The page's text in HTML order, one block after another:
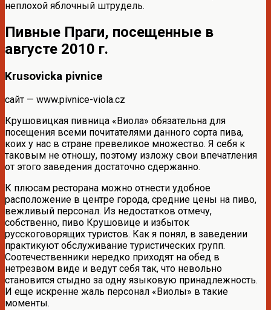
неплохой яблочный штрудель.
Пивные Праги, посещенные в
августе 2010 г.
Krusovicka pivnice
сайт — www.pivnice-viola.cz
Крушовицкая пивница «Виола» обязательна для
посещения всеми почитателями данного сорта пива,
коих у нас в стране превеликое множество. Я себя к
таковым не отношу, поэтому изложу свои впечатления
от этого заведения достаточно сдержанно.
К плюсам ресторана можно отнести удобное
расположение в центре города, средние цены на пиво,
вежливый персонал. Из недостатков отмечу,
собственно, пиво Крушовице и избыток
русскоговорящих туристов. Как я понял, в заведении
практикуют обслуживание туристических групп.
Соотечественники нередко приходят на обед в
нетрезвом виде и ведут себя так, что невольно
становится стыдно за одну языковую принадлежность.
И еще искренне жаль персонал «Виолы» в такие
моменты.